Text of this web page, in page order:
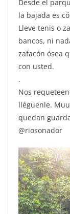
️Desde el
la bajada es
Lleve tenis o
bancos, ni
zafacón ósea
con usted.
.
Nos
lléguenle.
quedan
@riosonador